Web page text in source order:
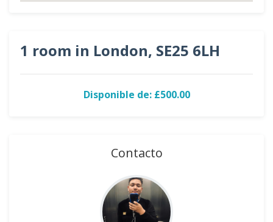
1 room in London, SE25 6LH
Disponible de: £500.00
Contacto